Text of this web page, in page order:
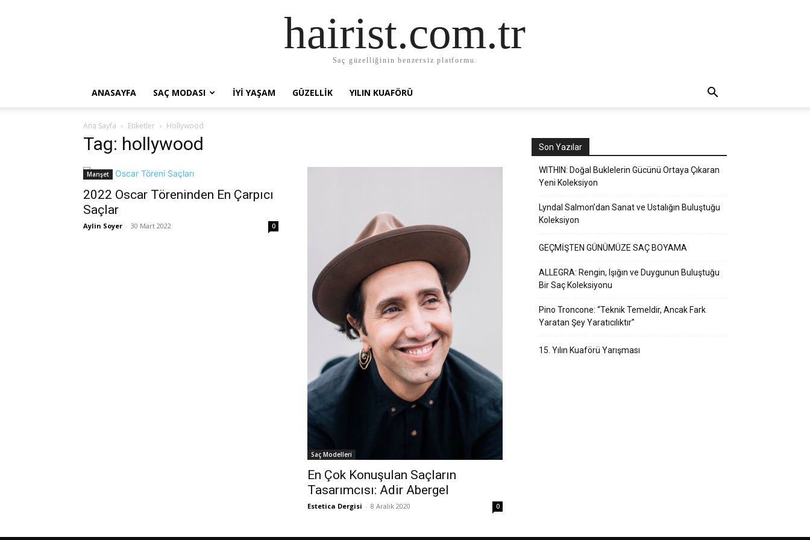
hairist.com.tr
Saç güzelliğinin benzersiz platformu.
ANASAYFA SAÇ MODASI İYI YAŞAM GÜZELLIK YILIN KUAFÖRÜ
Ana Sayfa Etiketler Hollywood
Tag: hollywood
Manşet
2022 Oscar Töreninden En Çarpıcı
Saçlar
Aylin Soyer - 30 Mart 2022 0
Saç Modelleri
En Çok Konuşulan Saçların
Tasarımcısı: Adir Abergel
Estetica Dergisi - 8 Aralık 2020 0
Son Yazılar
WITHIN: Doğal Buklelerin Gücünü Ortaya Çıkaran
Yeni Koleksiyon
Lyndal Salmon’dan Sanat ve Ustalığın Buluştuğu
Koleksiyon
GEÇMİŞTEN GÜNÜMÜZE SAÇ BOYAMA
ALLEGRA: Rengin, Işığın ve Duygunun Buluştuğu
Bir Saç Koleksiyonu
Pino Troncone: “Teknik Temeldir, Ancak Fark
Yaratan Şey Yaratıcılıktır”
15. Yılın Kuaförü Yarışması